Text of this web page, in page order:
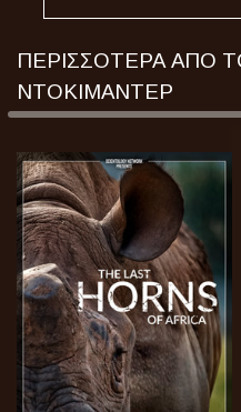
ΠΕΡΙΣΣΟΤΕΡΑ ΑΠΟ
ΝΤΟΚΙΜΑΝΤΕΡ